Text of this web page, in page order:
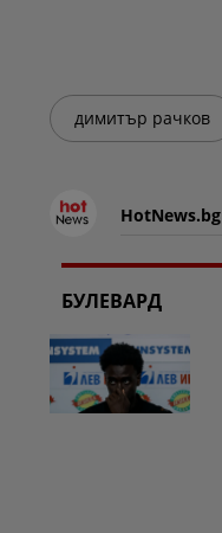
димитър рачков
HotNews.bg
БУЛЕВАРД